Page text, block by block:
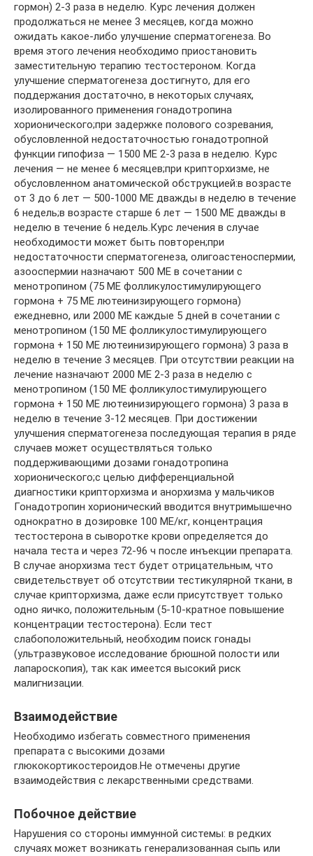
гормон) 2-3 раза в неделю. Курс лечения должен
продолжаться не менее 3 месяцев, когда можно
ожидать какое-либо улучшение сперматогенеза. Во
время этого лечения необходимо приостановить
заместительную терапию тестостероном. Когда
улучшение сперматогенеза достигнуто, для его
поддержания достаточно, в некоторых случаях,
изолированного применения гонадотропина
хорионического;при задержке полового созревания,
обусловленной недостаточностью гонадотропной
функции гипофиза — 1500 МE 2-3 раза в неделю. Курс
лечения — не менее 6 месяцев;при крипторхизме, не
обусловленном анатомической обструкцией:в возрасте
от 3 до 6 лет — 500-1000 МE дважды в неделю в течение
6 недель;в возрасте старше 6 лет — 1500 МE дважды в
неделю в течение 6 недель.Курс лечения в случае
необходимости может быть повторен;при
недостаточности сперматогенеза, олигоастеноспермии,
азооспермии назначают 500 МE в сочетании с
менотропином (75 МЕ фолликулостимулирующего
гормона + 75 МЕ лютеинизирующего гормона)
ежедневно, или 2000 МE каждые 5 дней в сочетании с
менотропином (150 МЕ фолликулостимулирующего
гормона + 150 МЕ лютеинизирующего гормона) 3 раза в
неделю в течение 3 месяцев. При отсутствии реакции на
лечение назначают 2000 МE 2-3 раза в неделю с
менотропином (150 МЕ фолликулостимулирующего
гормона + 150 МЕ лютеинизирующего гормона) 3 раза в
неделю в течение 3-12 месяцев. При достижении
улучшения сперматогенеза последующая терапия в ряде
случаев может осуществляться только
поддерживающими дозами гонадотропина
хорионического;с целью дифференциальной
диагностики крипторхизма и анорхизма у мальчиков
Гонадотропин хорионический вводится внутримышечно
однократно в дозировке 100 МЕ/кг, концентрация
тестостерона в сыворотке крови определяется до
начала теста и через 72-96 ч после инъекции препарата.
В случае анорхизма тест будет отрицательным, что
свидетельствует об отсутствии тестикулярной ткани, в
случае крипторхизма, даже если присутствует только
одно яичко, положительным (5-10-кратное повышение
концентрации тестостерона). Если тест
слабоположительный, необходим поиск гонады
(ультразвуковое исследование брюшной полости или
лапароскопия), так как имеется высокий риск
малигнизации.
Взаимодействие
Необходимо избегать совместного применения
препарата с высокими дозами
глюкокортикостероидов.Не отмечены другие
взаимодействия с лекарственными средствами.
Побочное действие
Нарушения со стороны иммунной системы: в редких
случаях может возникать генерализованная сыпь или